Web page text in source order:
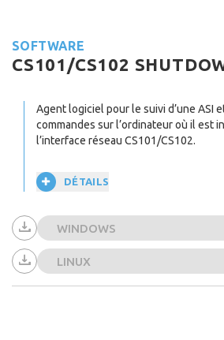
SOFTWARE
CS101/CS102
Agent logiciel pour le suivi d’une ASI
commandes sur l’ordinateur où il est
l’interface réseau CS101/CS102.
DÉTAILS
WINDOWS
LINUX